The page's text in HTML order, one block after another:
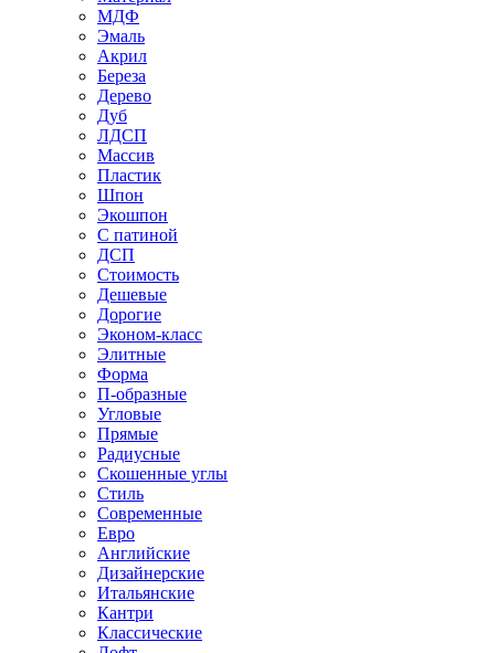
МДФ
Эмаль
Акрил
Береза
Дерево
Дуб
ЛДСП
Массив
Пластик
Шпон
Экошпон
С патиной
ДСП
Стоимость
Дешевые
Дорогие
Эконом-класс
Элитные
Форма
П-образные
Угловые
Прямые
Радиусные
Скошенные углы
Стиль
Современные
Евро
Английские
Дизайнерские
Итальянские
Кантри
Классические